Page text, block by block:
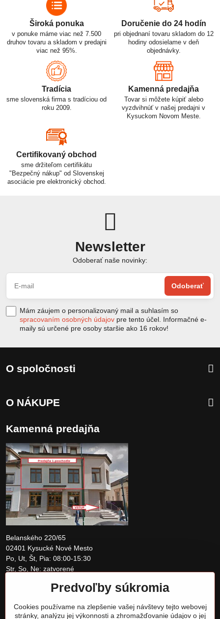
Široká ponuka
v ponuke máme viac než 7.500
druhov tovaru a skladom v predajni
viac než 95%.
Doručenie do 24 hodín
pri objednaní tovaru skladom do 12
hodiny odosielame v deň
objednávky.
Tradícia
sme slovenská firma s tradíciou od
roku 2009.
Kamenná predajňa
Tovar si môžete kúpiť alebo
vyzdvihnúť v našej predajni v
Kysuckom Novom Meste.
Certifikovaný obchod
sme držiteľom certifikátu
"Bezpečný nákup" od Slovenskej
asociácie pre elektronický obchod.
Newsletter
Odoberať naše novinky:
Odoberať
Mám záujem o personalizovaný mail a suhlasím so
spracovaním osobných údajov pre tento účel. Informačné e-
maily sú určené pre osoby staršie ako 16 rokov!
O spoločnosti
O NÁKUPE
Kamenná predajňa
Belanského 220/65
02401 Kysucké Nové Mesto
Po, Ut, Št, Pia: 08:00-15:30
Str, So, Ne: zatvorené
obchod@tomshardware.sk
Predvoľby súkromia
Cookies používame na zlepšenie vašej návštevy tejto webovej
stránky, analýzu jej výkonnosti a zhromažďovanie údajov o jej